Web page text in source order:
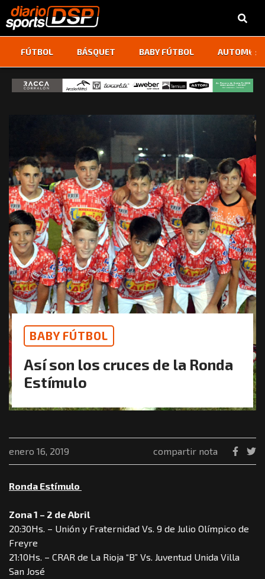
FÚTBOL BÁSQUET BABY FÚTBOL ‹ ›
BABY FÚTBOL
Así son los cruces de la Ronda
Estímulo
enero 16, 2019 compartir nota
Ronda Estímulo
Zona 1 – 2 de Abril
20:30Hs. – Unión y Fraternidad Vs. 9 de Julio Olímpico de
Freyre
21:10Hs. – CRAR de La Rioja “B” Vs. Juventud Unida Villa
San José